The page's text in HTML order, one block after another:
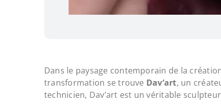
Dans le paysage contemporain de la
transformation se trouve Dav’art, un
technicien, Dav’art est un véritable